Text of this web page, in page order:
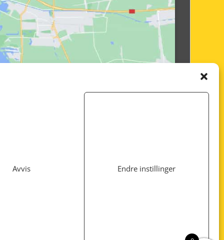
Avvis Endre instillinger